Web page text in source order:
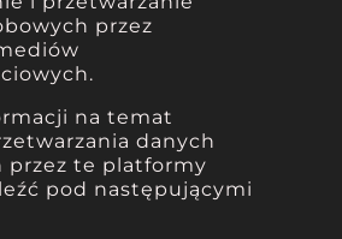
przez
na temat
danych
przez te platformy
pod następującymi